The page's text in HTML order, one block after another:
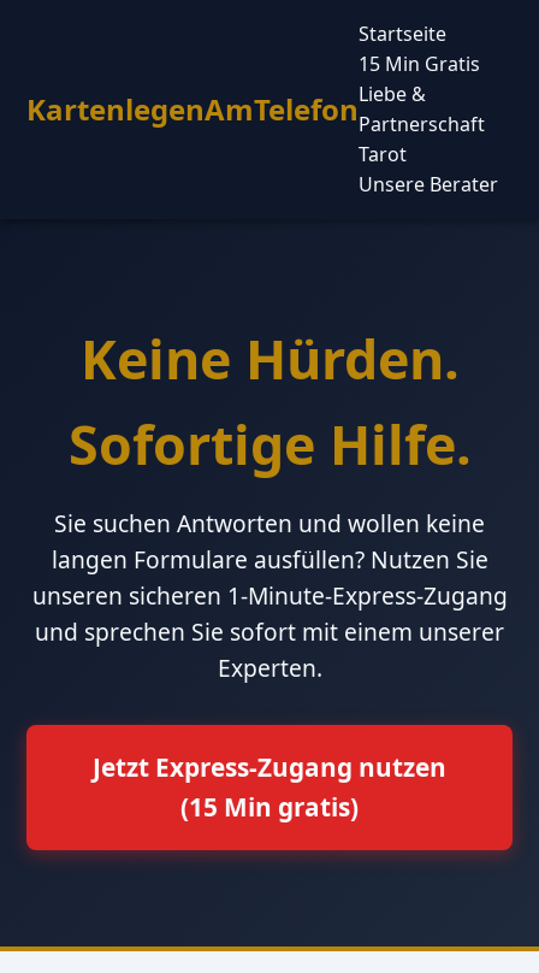
KartenlegenAmTelefon
Startseite
15 Min Gratis
Liebe &
Partnerschaft
Tarot
Unsere Berater
Keine Hürden.
Sofortige Hilfe.
Sie suchen Antworten und wollen keine
langen Formulare ausfüllen? Nutzen Sie
unseren sicheren 1-Minute-Express-Zugang
und sprechen Sie sofort mit einem unserer
Experten.
Jetzt Express-Zugang nutzen
(15 Min gratis)